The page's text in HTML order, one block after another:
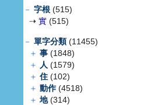
－ 字根 (515)
⇢ 實 (515)
－ 單字分類(11455)
＋ 事 (1848)
＋
人 (1579)
＋ 住 (102)
＋ 動作(4518)
＋ 地(314)